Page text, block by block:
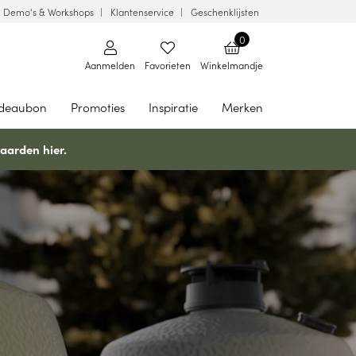
Demo's & Workshops Klantenservice Geschenklijsten
Aanmelden Favorieten
0
Winkelmandje
Promoties Inspiratie Merken
hier.